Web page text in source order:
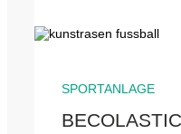
SPORTANLAGE